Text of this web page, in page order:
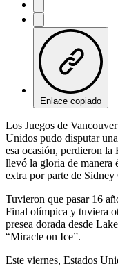
Enlace copiado
Los Juegos de
Unidos pudo disputar
esa ocasión, perdieron la
llevó la gloria de manera
extra por parte de Sidney
Tuvieron que pasar 16
Final olímpica y tuviera
presea dorada desde
“Miracle on Ice”.
Este viernes, Estados